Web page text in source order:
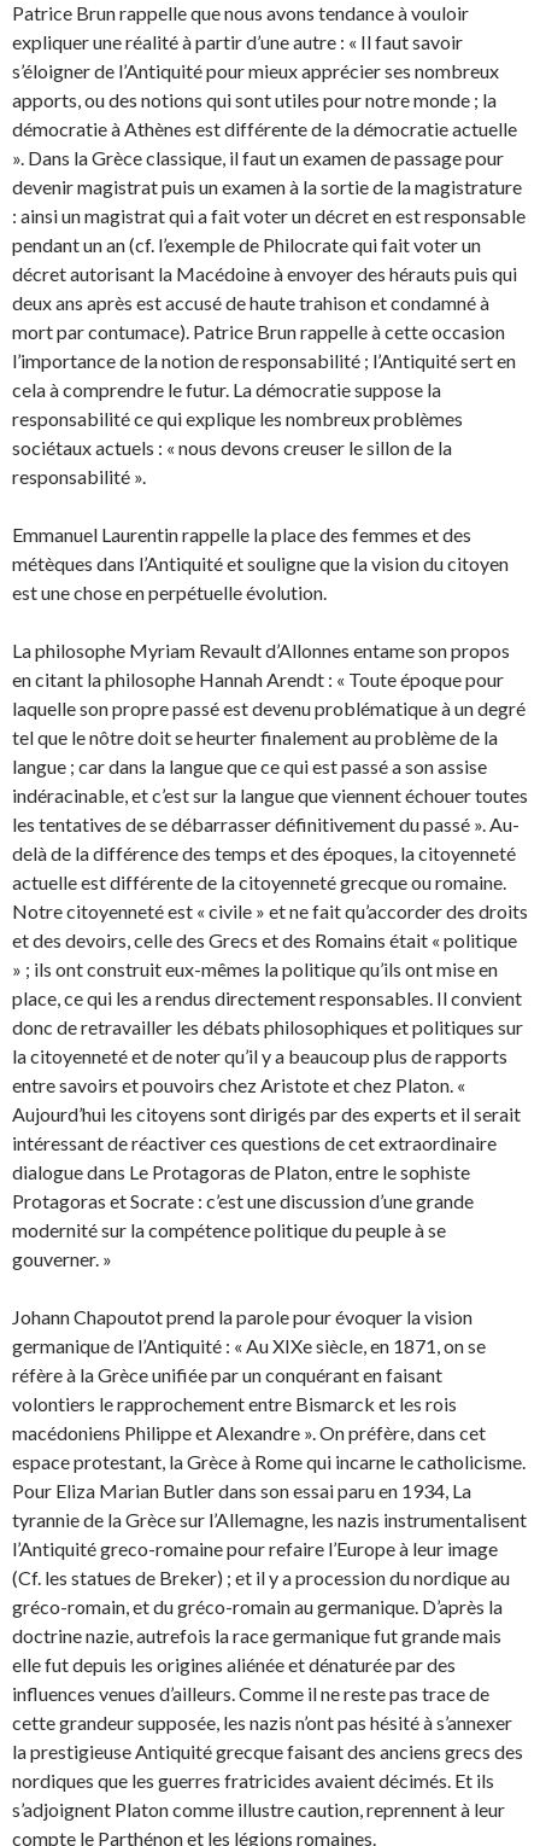
Patrice Brun rappelle que nous avons tendance à vouloir
expliquer une réalité à partir d’une autre : « Il faut savoir
s’éloigner de l’Antiquité pour mieux apprécier ses nombreux
apports, ou des notions qui sont utiles pour notre monde ; la
démocratie à Athènes est différente de la démocratie actuelle
». Dans la Grèce classique, il faut un examen de passage pour
devenir magistrat puis un examen à la sortie de la magistrature
: ainsi un magistrat qui a fait voter un décret en est responsable
pendant un an (cf. l’exemple de Philocrate qui fait voter un
décret autorisant la Macédoine à envoyer des hérauts puis qui
deux ans après est accusé de haute trahison et condamné à
mort par contumace). Patrice Brun rappelle à cette occasion
l’importance de la notion de responsabilité ; l’Antiquité sert en
cela à comprendre le futur. La démocratie suppose la
responsabilité ce qui explique les nombreux problèmes
sociétaux actuels : « nous devons creuser le sillon de la
responsabilité ».
Emmanuel Laurentin rappelle la place des femmes et des
métèques dans l’Antiquité et souligne que la vision du citoyen
est une chose en perpétuelle évolution.
La philosophe Myriam Revault d’Allonnes entame son propos
en citant la philosophe Hannah Arendt : « Toute époque pour
laquelle son propre passé est devenu problématique à un degré
tel que le nôtre doit se heurter finalement au problème de la
langue ; car dans la langue que ce qui est passé a son assise
indéracinable, et c’est sur la langue que viennent échouer toutes
les tentatives de se débarrasser définitivement du passé ». Au-
delà de la différence des temps et des époques, la citoyenneté
actuelle est différente de la citoyenneté grecque ou romaine.
Notre citoyenneté est « civile » et ne fait qu’accorder des droits
et des devoirs, celle des Grecs et des Romains était « politique
» ; ils ont construit eux-mêmes la politique qu’ils ont mise en
place, ce qui les a rendus directement responsables. Il convient
donc de retravailler les débats philosophiques et politiques sur
la citoyenneté et de noter qu’il y a beaucoup plus de rapports
entre savoirs et pouvoirs chez Aristote et chez Platon. «
Aujourd’hui les citoyens sont dirigés par des experts et il serait
intéressant de réactiver ces questions de cet extraordinaire
dialogue dans Le Protagoras de Platon, entre le sophiste
Protagoras et Socrate : c’est une discussion d’une grande
modernité sur la compétence politique du peuple à se
gouverner. »
Johann Chapoutot prend la parole pour évoquer la vision
germanique de l’Antiquité : « Au XIXe siècle, en 1871, on se
réfère à la Grèce unifiée par un conquérant en faisant
volontiers le rapprochement entre Bismarck et les rois
macédoniens Philippe et Alexandre ». On préfère, dans cet
espace protestant, la Grèce à Rome qui incarne le catholicisme.
Pour Eliza Marian Butler dans son essai paru en 1934, La
tyrannie de la Grèce sur l’Allemagne, les nazis instrumentalisent
l’Antiquité greco-romaine pour refaire l’Europe à leur image
(Cf. les statues de Breker) ; et il y a procession du nordique au
gréco-romain, et du gréco-romain au germanique. D’après la
doctrine nazie, autrefois la race germanique fut grande mais
elle fut depuis les origines aliénée et dénaturée par des
influences venues d’ailleurs. Comme il ne reste pas trace de
cette grandeur supposée, les nazis n’ont pas hésité à s’annexer
la prestigieuse Antiquité grecque faisant des anciens grecs des
nordiques que les guerres fratricides avaient décimés. Et ils
s’adjoignent Platon comme illustre caution, reprennent à leur
compte le Parthénon et les légions romaines.